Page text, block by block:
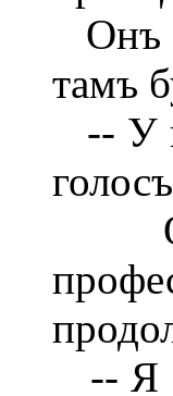
Онъ
тамъ
-- У
Онъ
-- Я